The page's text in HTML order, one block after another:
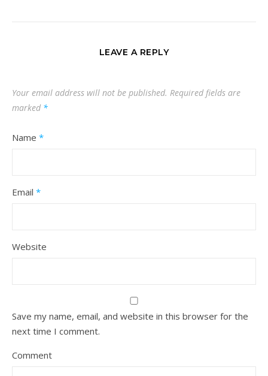
LEAVE A REPLY
Your email address will not be published. Required fields are
marked *
Name *
Email *
Website
Save my name, email, and website in this browser for the
next time I comment.
Comment